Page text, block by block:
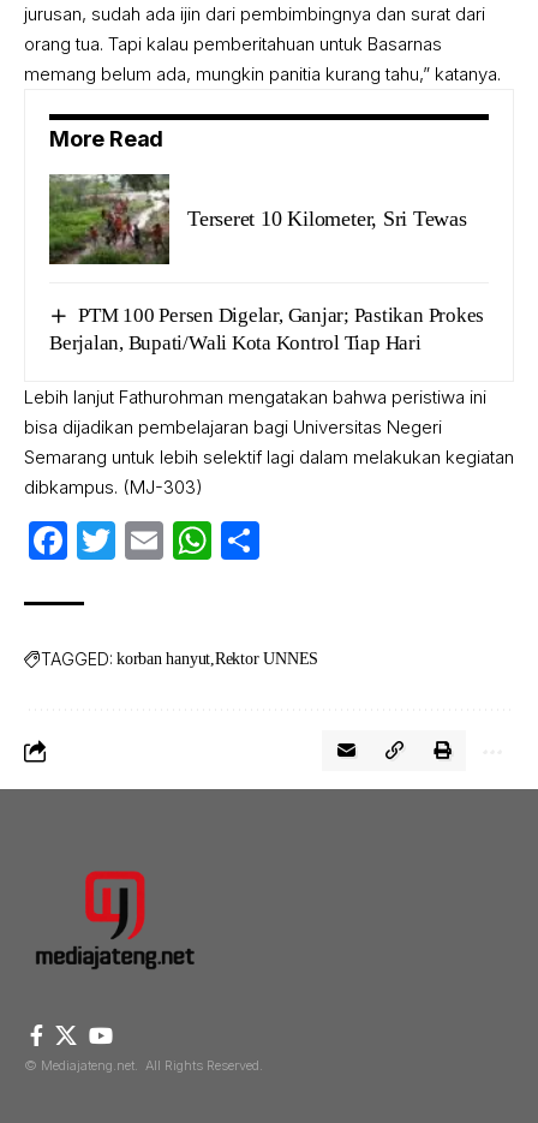
jurusan, sudah ada ijin dari pembimbingnya dan surat dari
orang tua. Tapi kalau pemberitahuan untuk Basarnas
memang belum ada, mungkin panitia kurang tahu,” katanya.
More Read
Terseret 10 Kilometer, Sri Tewas
PTM 100 Persen Digelar, Ganjar; Pastikan Prokes
Berjalan, Bupati/Wali Kota Kontrol Tiap Hari
Lebih lanjut Fathurohman mengatakan bahwa peristiwa ini
bisa dijadikan pembelajaran bagi Universitas Negeri
Semarang untuk lebih selektif lagi dalam melakukan kegiatan
dibkampus. (MJ-303)
Facebook
Twitter
EmailWhatsApp
TAGGED: korban hanyut Rektor UNNES
© Mediajateng.net. All Rights Reserved.